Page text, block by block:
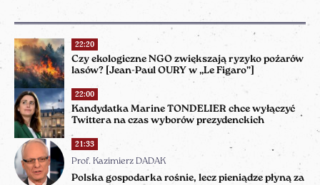
22:20
Czy ekologiczne NGO zwiększają ryzyko pożarów
lasów? [Jean-Paul OURY w „Le Figaro”]
22:00
Kandydatka Marine TONDELIER chce wyłączyć
Twittera na czas wyborów prezydenckich
21:33
Prof. Kazimierz DADAK
Polska gospodarka rośnie, lecz pieniądze płyną za